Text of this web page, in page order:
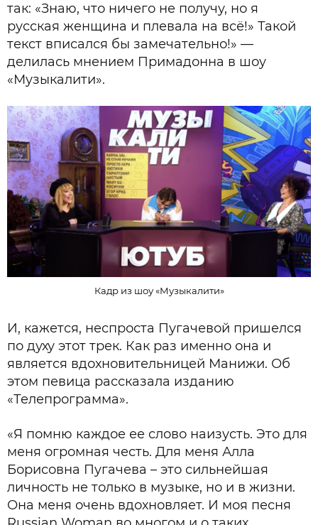
так: «Знаю, что ничего не получу, но я
русская женщина и плевала на всё!» Такой
текст вписался бы замечательно!» —
делилась мнением Примадонна в шоу
«Музыкалити».
Кадр из шоу «Музыкалити»
И, кажется, неспроста Пугачевой пришелся
по духу этот трек. Как раз именно она и
является вдохновительницей Манижи. Об
этом певица рассказала изданию
«Телепрограмма».
«Я помню каждое ее слово наизусть. Это для
меня огромная честь. Для меня Алла
Борисовна Пугачева – это сильнейшая
личность не только в музыке, но и в жизни.
Она меня очень вдохновляет. И моя песня